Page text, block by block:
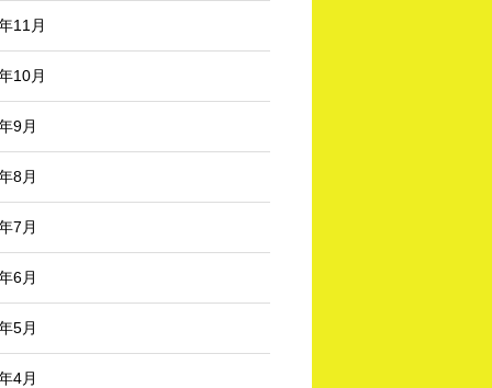
11月
10月
9月
8月
7月
6月
5月
4月